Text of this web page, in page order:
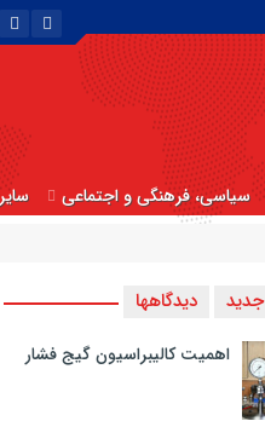
سیاسی، فرهنگی و اجتماعی
جدید دیدگاهها
اهمیت کالیبراسیون گیج فشار